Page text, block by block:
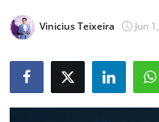
Simuladores
Histórias
Vinicius Teixeira Jun